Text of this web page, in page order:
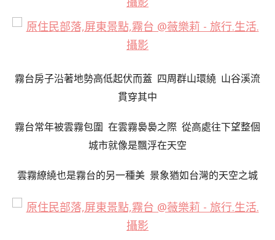
霧台房子沿著地勢高低起伏而蓋 四周群山環繞 山谷溪流
貫穿其中
霧台常年被雲霧包圍 在雲霧裊裊之際 從高處往下望整個
城市就像是飄浮在天空
雲霧繚繞也是霧台的另一種美 景象猶如台灣的天空之城